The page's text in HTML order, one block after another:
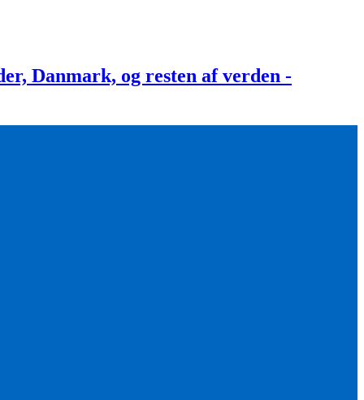
Danmark, og resten af verden -